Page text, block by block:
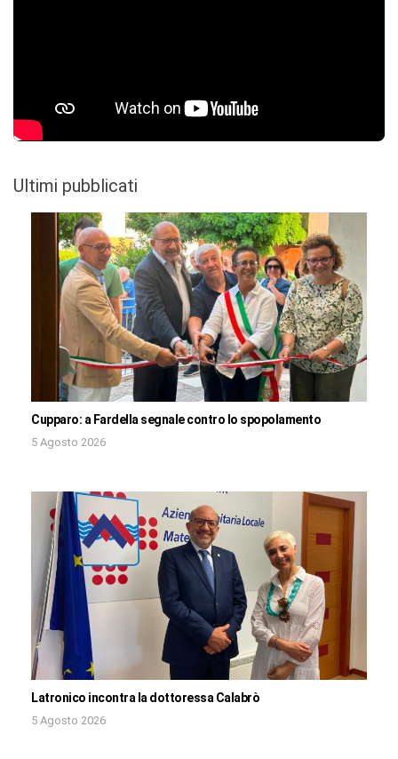
Ultimi pubblicati
Cupparo: a Fardella segnale contro lo spopolamento
5 Agosto 2026
Latronico incontra la dottoressa Calabrò
5 Agosto 2026